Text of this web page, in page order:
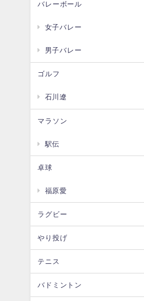
バレーボール
女子バレー
男子バレー
ゴルフ
石川遼
マラソン
駅伝
卓球
福原愛
ラグビー
やり投げ
テニス
バドミントン